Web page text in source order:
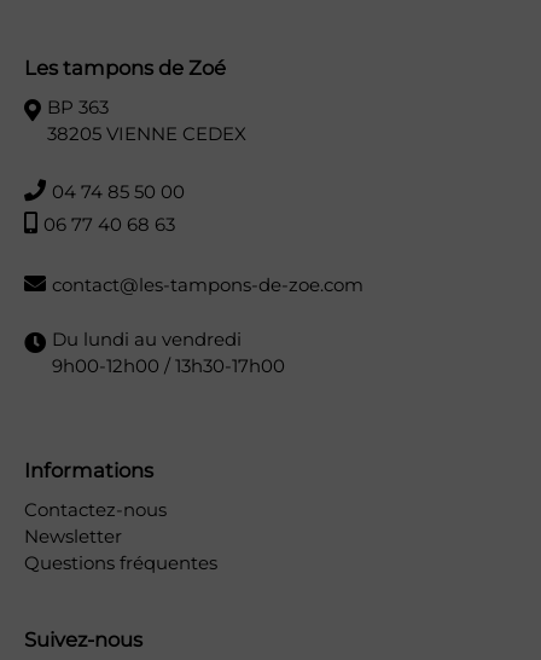
Les tampons de Zoé
BP 363
38205 VIENNE CEDEX
04 74 85 50 00
06 77 40 68 63
contact@les-tampons-de-zoe.com
Du lundi au vendredi
9h00-12h00 / 13h30-17h00
Informations
Contactez-nous
Newsletter
Questions fréquentes
Suivez-nous